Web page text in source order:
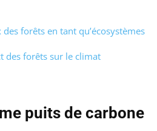
forêts en tant qu’écosystèmes
des forêts sur le climat
puits de carbone